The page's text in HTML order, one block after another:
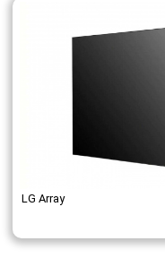
LG Array